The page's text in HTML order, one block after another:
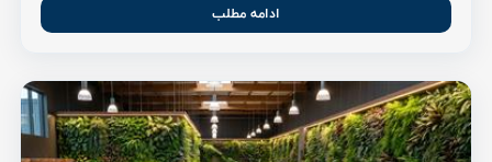
ادامه مطلب